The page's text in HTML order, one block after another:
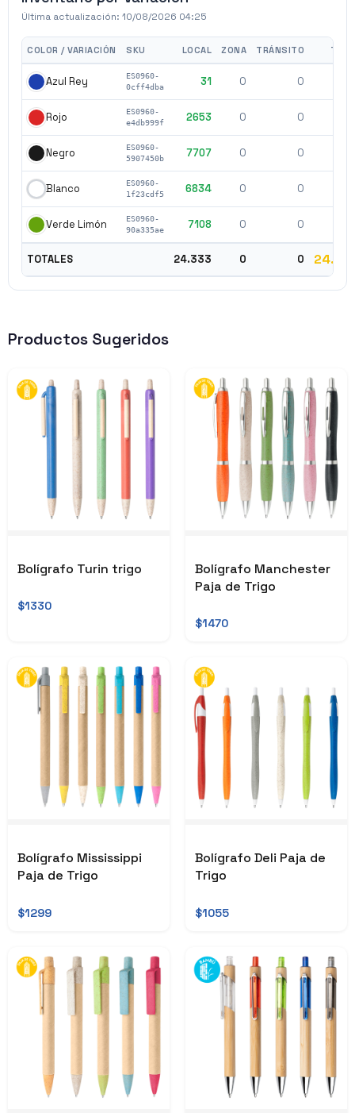
Última actualización: 10/08/2026 04:25
COLOR / VARIACIÓN SKU LOCAL ZONA TRÁNSITO
Azul Rey
ES0960-
0cff4dba
31 0 0
Rojo
ES0960-
e4db999f
2653 0 0
Negro
ES0960-
5907450b
7707 0 0
Blanco
ES0960-
1f23cdf5
6834 0 0
Verde Limón
ES0960-
90a335ae
7108 0 0
TOTALES 24.333 0 0
Productos Sugeridos
Bolígrafo Turin trigo
$1330
Bolígrafo Manchester
Paja de Trigo
$1470
Bolígrafo Mississippi
Paja de Trigo
$1299
Bolígrafo Deli Paja de
Trigo
$1055